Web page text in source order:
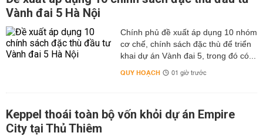
Vành đai 5 Hà Nội
Chính phủ đề xuất áp dụng 10 nhóm
cơ chế, chính sách đặc thù để triển
khai dự án Vành đai 5, trong đó có...
QUY HOẠCH 01 giờ trước
Keppel thoái toàn bộ vốn khỏi dự án Empire
City tại Thủ Thiêm